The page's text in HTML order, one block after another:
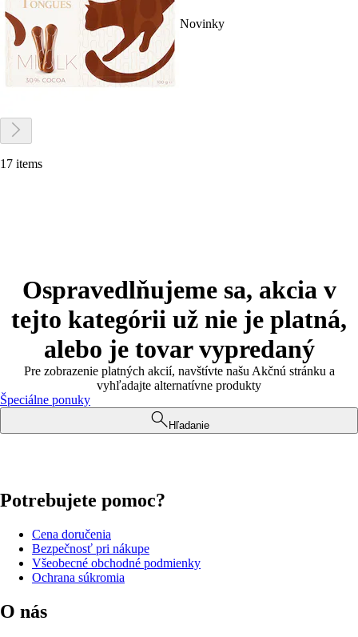
Novinky
17 items
Ospravedlňujeme sa, akcia v
tejto kategórii už nie je platná,
alebo je tovar vypredaný
Pre zobrazenie platných akcií, navštívte našu Akčnú stránku a
vyhľadajte alternatívne produkty
Špeciálne ponuky
Hľadanie
Potrebujete pomoc?
Cena doručenia
Bezpečnosť pri nákupe
Všeobecné obchodné podmienky
Ochrana súkromia
O nás